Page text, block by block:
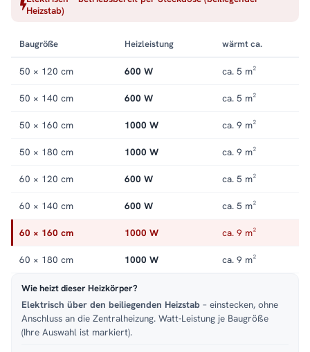
Übergangszeit oder im Gäste-WC. Der Stahlkorpus mit gerader
der Kategorie
Handtuchheizkörper elektrisch
Heizstab)
Baugröße Heizleistung wärmt ca.
50 × 120 cm 600 W ca. 5 m²
50 × 140 cm 600 W ca. 5 m²
50 × 160 cm 1000 W ca. 9 m²
50 × 180 cm 1000 W ca. 9 m²
60 × 120 cm 600 W ca. 5 m²
60 × 140 cm 600 W ca. 5 m²
60 × 160 cm 1000 W ca. 9 m²
60 × 180 cm 1000 W ca. 9 m²
Wie heizt dieser Heizkörper?
Elektrisch über den beiliegenden Heizstab – einstecken, ohne
Anschluss an die Zentralheizung. Watt-Leistung je Baugröße
(Ihre Auswahl ist markiert).